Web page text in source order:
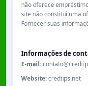
não oferece
site não constitui uma
Fornecer suas
Informações de
E-mail:
Website:credtips.net